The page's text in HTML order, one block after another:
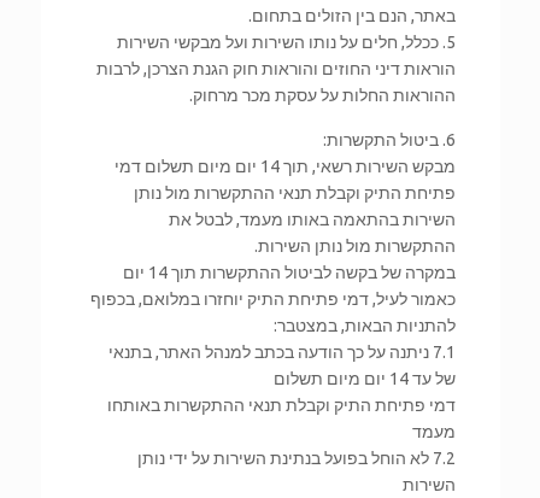
באתר, הנם בין הזולים בתחום.
5. ככלל, חלים על נותו השירות ועל מבקשי השירות
הוראות דיני החוזים והוראות חוק הגנת הצרכן, לרבות
ההוראות החלות על עסקת מכר מרחוק.
6. ביטול התקשרות:
מבקש השירות רשאי, תוך 14 יום מיום תשלום דמי
פתיחת התיק וקבלת תנאי ההתקשרות מול נותן
השירות בהתאמה באותו מעמד, לבטל את
ההתקשרות מול נותן השירות.
במקרה של בקשה לביטול ההתקשרות תוך 14 יום
כאמור לעיל, דמי פתיחת התיק יוחזרו במלואם, בכפוף
להתניות הבאות, במצטבר:
7.1 ניתנה על כך הודעה בכתב למנהל האתר, בתנאי
של עד 14 יום מיום תשלום
דמי פתיחת התיק וקבלת תנאי ההתקשרות באותחו
מעמד
7.2 לא הוחל בפועל בנתינת השירות על ידי נותן
השירות